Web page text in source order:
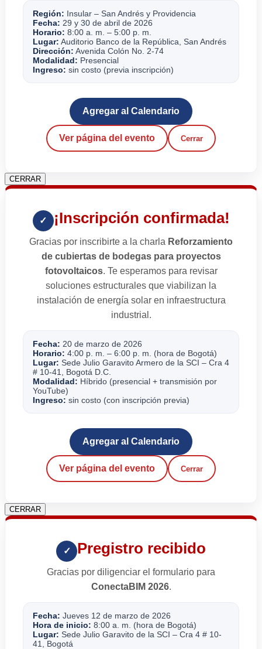
Región: Insular – San Andrés y Providencia
Fecha: 29 y 30 de abril de 2026
Horario: 8:00 a. m. – 5:00 p. m.
Lugar: Auditorio Banco de la República, San Andrés
Dirección: Avenida Colón No. 2-74
Modalidad: Presencial
Ingreso: sin costo (previa inscripción)
Agregar al Calendario
Ver página del evento Cerrar
CERRAR
✓ ¡Inscripción confirmada!
Gracias por inscribirte a la charla Reforzamiento
de cubiertas de bodegas para proyectos
fotovoltaicos. Te esperamos para revisar
soluciones estructurales que viabilizan la
instalación de energía solar en infraestructura
industrial.
Fecha: 20 de marzo de 2026
Horario: 4:00 p. m. – 6:00 p. m. (hora de Bogotá)
Lugar: Sede Julio Garavito Armero de la SCI – Cra 4
# 10-41, Bogotá D.C.
Modalidad: Híbrido (presencial + transmisión por
YouTube)
Ingreso: sin costo (con inscripción previa)
Agregar al Calendario
Ver página del evento Cerrar
CERRAR
✓ Pregistro recibido
Gracias por diligenciar el formulario para
ConectaBIM 2026.
Fecha: Jueves 12 de marzo de 2026
Hora de inicio: 8:00 a. m. (hora de Bogotá)
Lugar: Sede Julio Garavito de la SCI – Cra 4 # 10-
41, Bogotá